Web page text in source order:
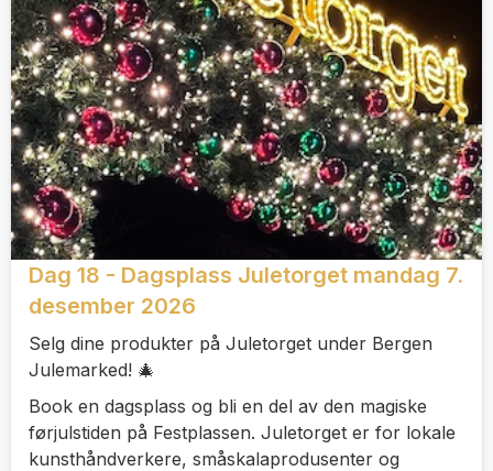
Dag 18 - Dagsplass Juletorget mandag 7.
desember 2026
Selg dine produkter på Juletorget under Bergen
Julemarked! 🎄
Book en dagsplass og bli en del av den magiske
førjulstiden på Festplassen. Juletorget er for lokale
kunsthåndverkere, småskalaprodusenter og